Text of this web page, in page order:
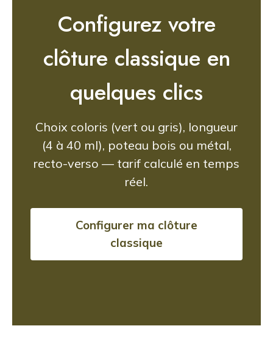
Configurez votre
clôture classique en
quelques clics
Choix coloris (vert ou gris), longueur
(4 à 40 ml), poteau bois ou métal,
recto-verso — tarif calculé en temps
réel.
Configurer ma clôture
classique